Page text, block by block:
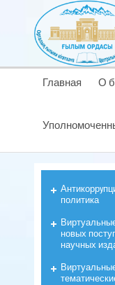
Главная О
политика
новых
научных